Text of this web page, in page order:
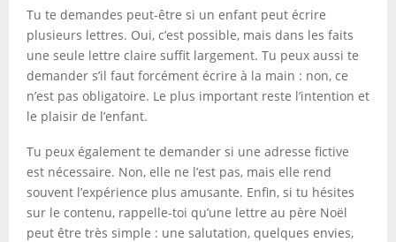
Tu te demandes peut-être si un enfant peut écrire
plusieurs lettres. Oui, c’est possible, mais dans les faits
une seule lettre claire suffit largement. Tu peux aussi te
demander s’il faut forcément écrire à la main : non, ce
n’est pas obligatoire. Le plus important reste l’intention et
le plaisir de l’enfant.
Tu peux également te demander si une adresse fictive
est nécessaire. Non, elle ne l’est pas, mais elle rend
souvent l’expérience plus amusante. Enfin, si tu hésites
sur le contenu, rappelle-toi qu’une lettre au père Noël
peut être très simple : une salutation, quelques envies,